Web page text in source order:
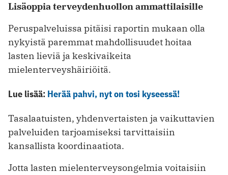
Lisäoppia terveydenhuollon ammattilaisille
Peruspalveluissa pitäisi raportin mukaan olla
nykyistä paremmat mahdollisuudet hoitaa
lasten lieviä ja keskivaikeita
mielenterveyshäiriöitä.
Lue lisää: Herää pahvi, nyt on tosi kyseessä!
Tasalaatuisten, yhdenvertaisten ja vaikuttavien
palveluiden tarjoamiseksi tarvittaisiin
kansallista koordinaatiota.
Jotta lasten mielenterveysongelmia voitaisiin